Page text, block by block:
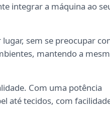
integrar a máquina ao
sem se preocupar
mantendo a
Com uma potência
até tecidos, com